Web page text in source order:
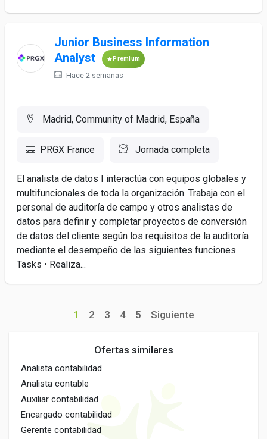
Junior Business Information
Analyst
Premium
Hace 2 semanas
Madrid, Community of Madrid, España
PRGX France Jornada completa
El analista de datos I interactúa con equipos globales y
multifuncionales de toda la organización. Trabaja con el
personal de auditoría de campo y otros analistas de
datos para definir y completar proyectos de conversión
de datos del cliente según los requisitos de la auditoría
mediante el desempeño de las siguientes funciones.
Tasks • Realiza...
1 2 3 4 5 Siguiente
Ofertas similares
Analista contabilidad
Analista contable
Auxiliar contabilidad
Encargado contabilidad
Gerente contabilidad